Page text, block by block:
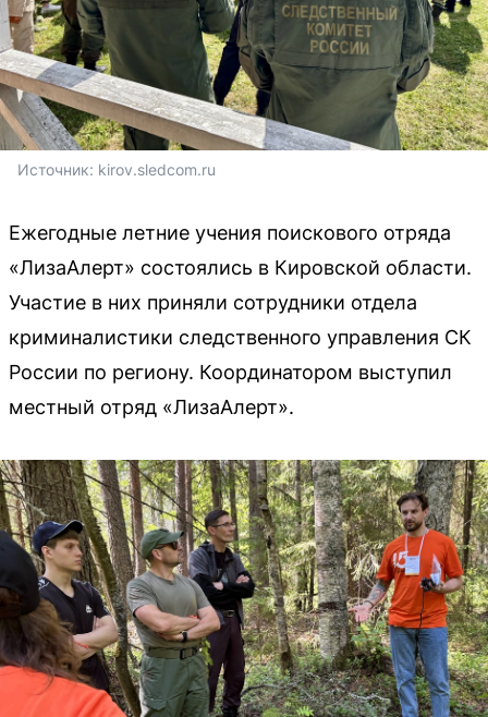
Источник: kirov.sledcom.ru
Ежегодные летние учения поискового отряда
«ЛизаАлерт» состоялись в Кировской области.
Участие в них приняли сотрудники отдела
криминалистики следственного управления СК
России по региону. Координатором выступил
местный отряд «ЛизаАлерт».